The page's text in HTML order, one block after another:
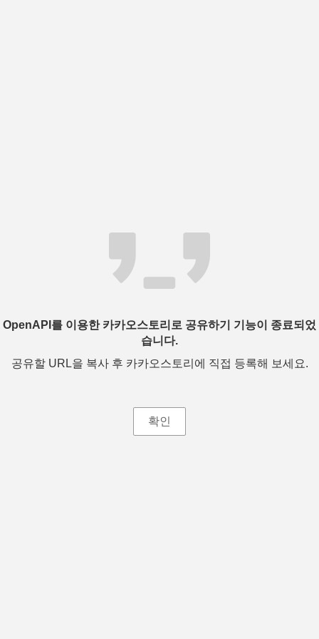
OpenAPI를 이용한 카카오스토리로 공유하기 기능이 종료되었
습니다.
공유할 URL을 복사 후 카카오스토리에 직접 등록해 보세요.
확인